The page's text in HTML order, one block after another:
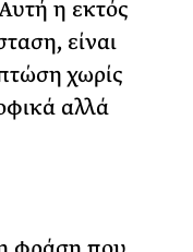
η εκτός
είναι
χωρίς
αλλά